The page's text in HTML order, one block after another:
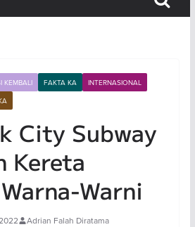
KEMBALI FAKTA KA
INTERNASIONAL
City Subway
Kereta
Warni
Adrian Falah Diratama